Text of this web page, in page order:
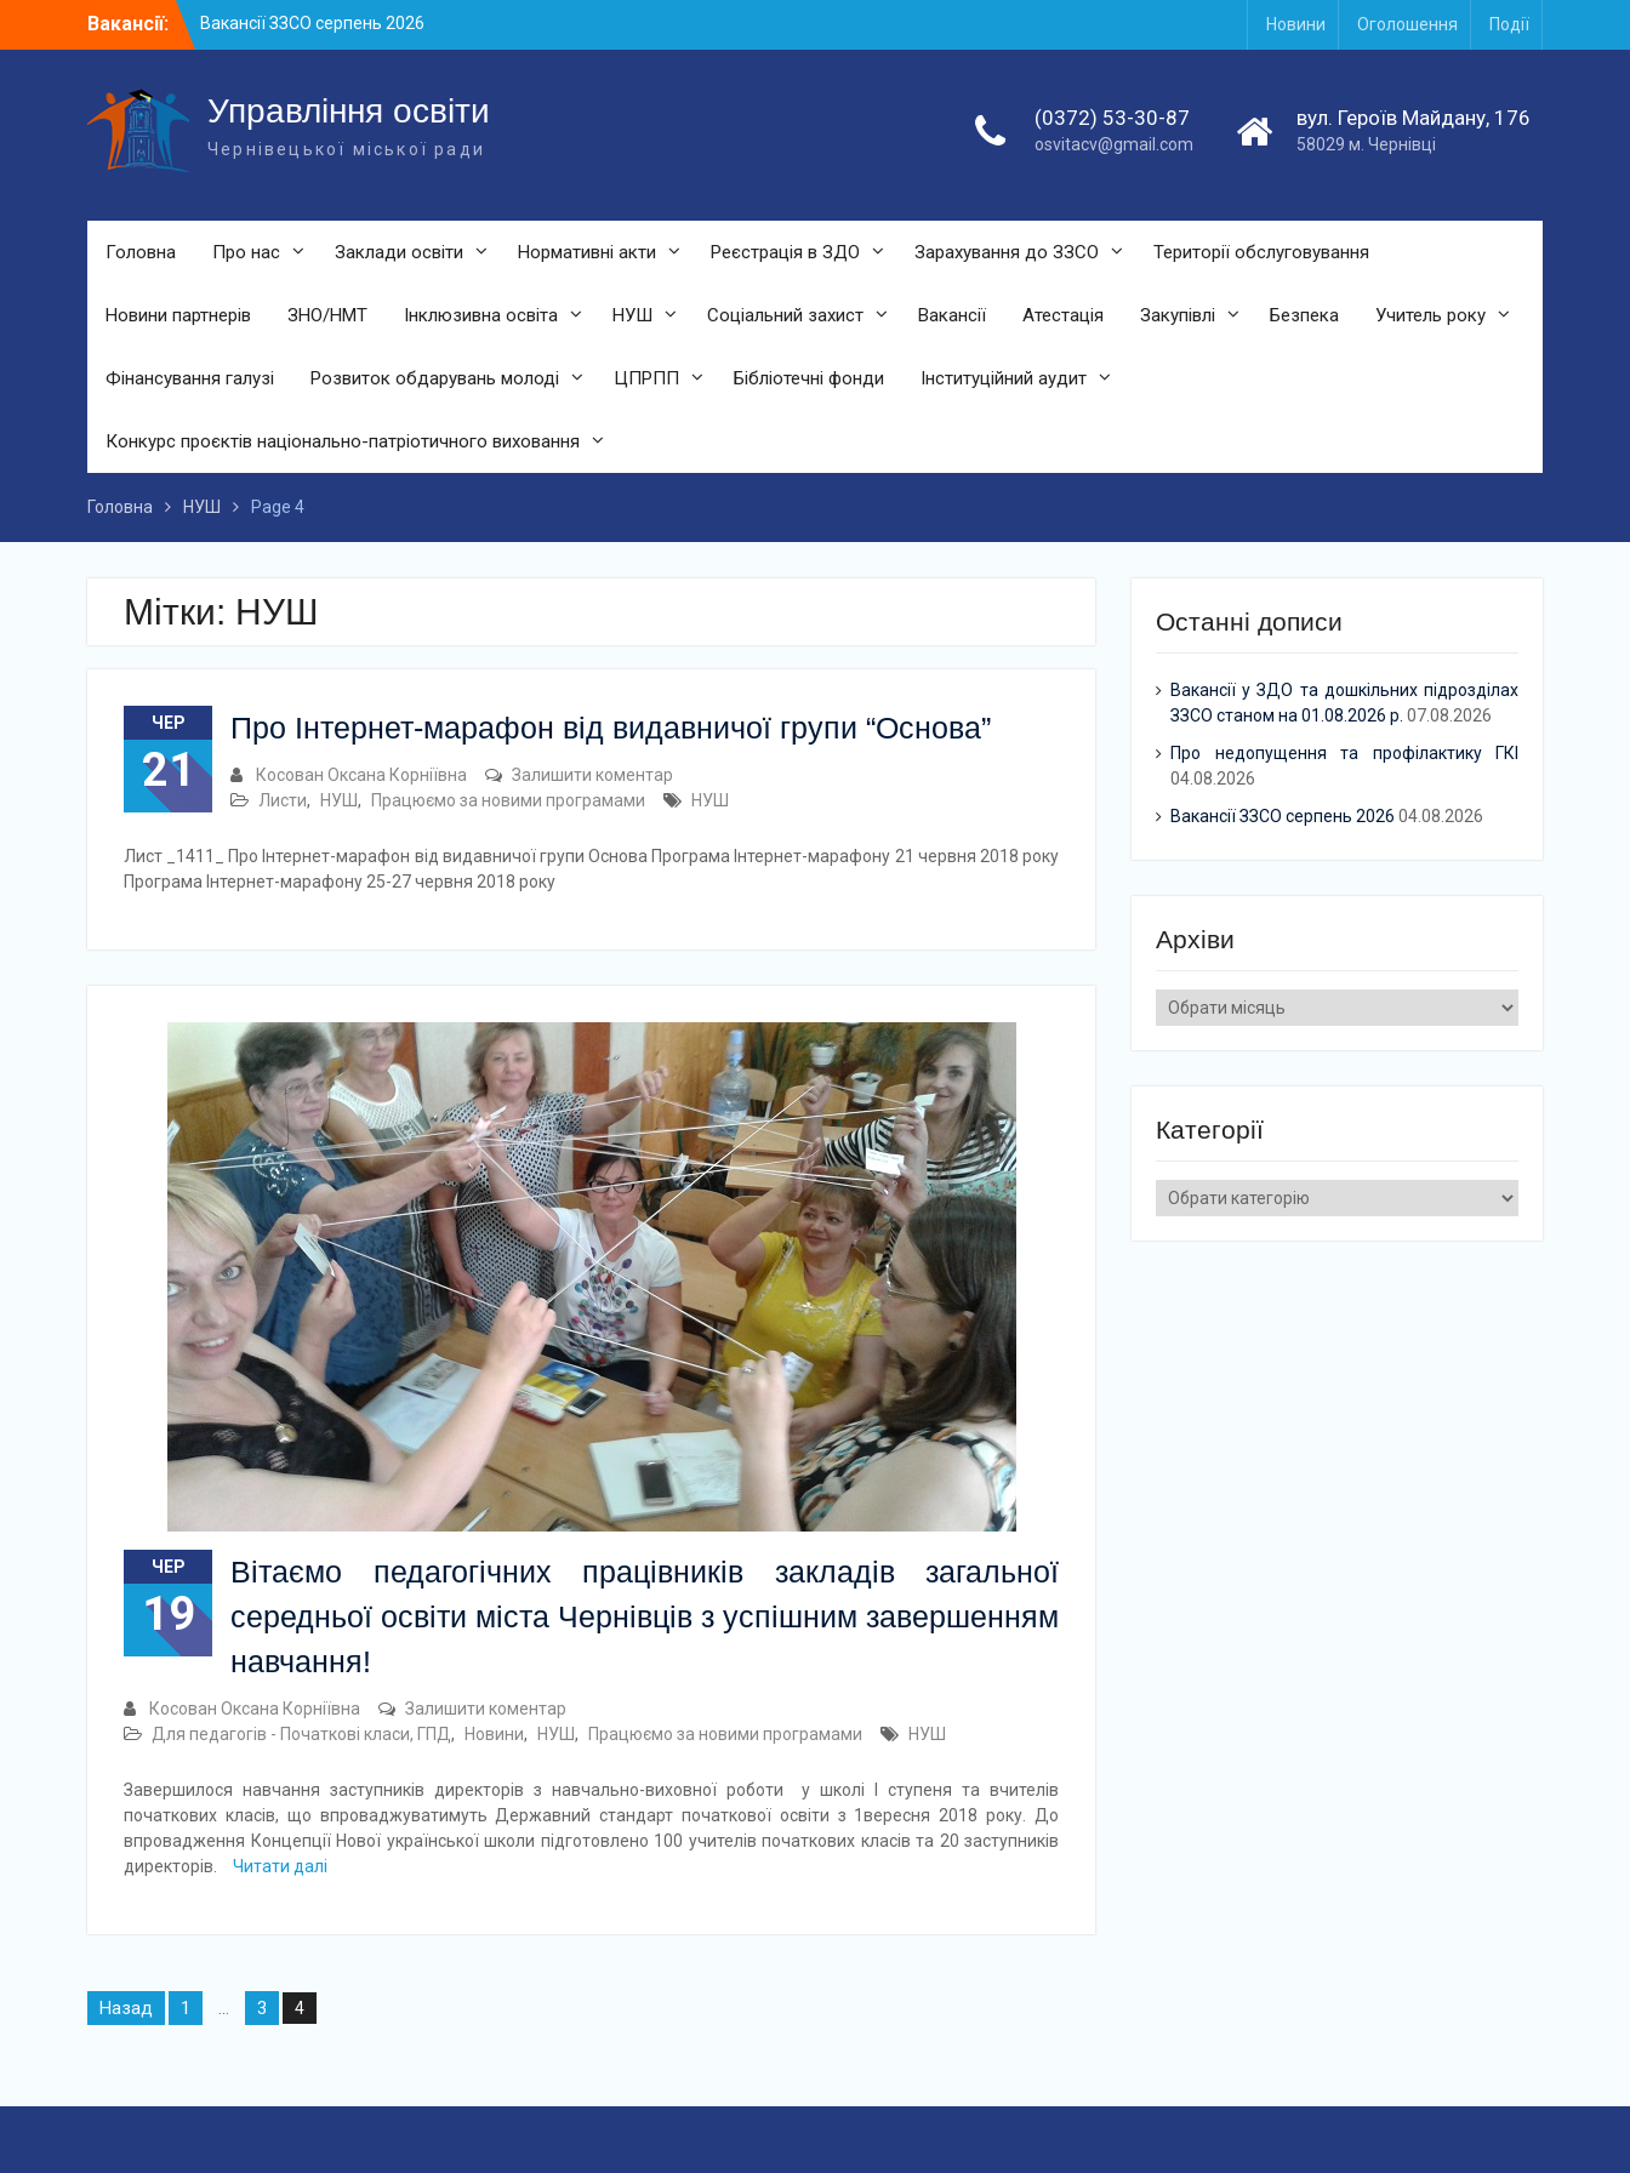
Вакансії:
Вакансії ЗЗСО серпень 2026
Вакансії ЗЗСО червень 2026
підрозділах ЗЗСО станом на 01.08.2026
р.
Новини Оголошення Події
Управління освіти
Чернівецької міської ради
(0372) 53-30-87
osvitacv@gmail.com
вул. Героїв Майдану, 176
58029 м. Чернівці
Головна Про нас Заклади освіти Нормативні акти Реєстрація в ЗДО Зарахування до ЗЗСО Території обслуговування
Новини партнерів ЗНО/НМТ Інклюзивна освіта НУШ Соціальний захист Вакансії Атестація Закупівлі Безпека Учитель року
Фінансування галузі Розвиток обдарувань молоді ЦПРПП Бібліотечні фонди Інституційний аудит
Конкурс проєктів національно-патріотичного виховання
Головна НУШ Page 4
Мітки: НУШ
ЧЕР
21
Про Інтернет-марафон від видавничої групи “Основа”
Косован Оксана Корніївна
Залишити коментар
Листи, НУШ , Працюємо за новими програмами НУШ
Лист _1411_ Про Інтернет-марафон від видавничої групи Основа Програма Інтернет-марафону 21 червня 2018 року
Програма Інтернет-марафону 25-27 червня 2018 року
ЧЕР
19
Вітаємо педагогічних працівників закладів загальної
середньої освіти міста Чернівців з успішним завершенням
навчання!
Косован Оксана Корніївна
Залишити коментар
Для педагогів - Початкові класи, ГПД , Новини, НУШ , Працюємо за новими програмами НУШ
Завершилося навчання заступників директорів з навчально-виховної роботи у школі І ступеня та вчителів
початкових класів, що впроваджуватимуть Державний стандарт початкової освіти з 1вересня 2018 року. До
впровадження Концепції Нової української школи підготовлено 100 учителів початкових класів та 20 заступників
директорів.
Читати далі
Навігація
записів
Назад 1 3 4
Останні дописи
Вакансії у ЗДО та дошкільних підрозділах
ЗЗСО станом на 01.08.2026 р. 07.08.2026
Про недопущення та профілактику ГКІ
04.08.2026
Вакансії ЗЗСО серпень 2026 04.08.2026
Архіви
Архіви
Категорії
Категорії